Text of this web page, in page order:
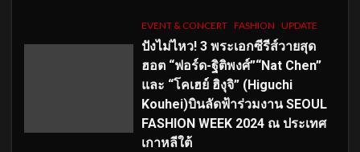
EVENT & CONCERT FASHION UPDATE
ปังไม่ไหว! 3 พระเอกซีรีส์วายสุด
ฮอต “ฟอร์ด-ฐิติพงศ์”“Nat Chen”
และ “โคเฮย์ ฮิงุจิ” (Higuchi
Kouhei)บินลัดฟ้าร่วมงาน SEOUL
FASHION WEEK 2024 ณ ประเทศ
เกาหลีใต้